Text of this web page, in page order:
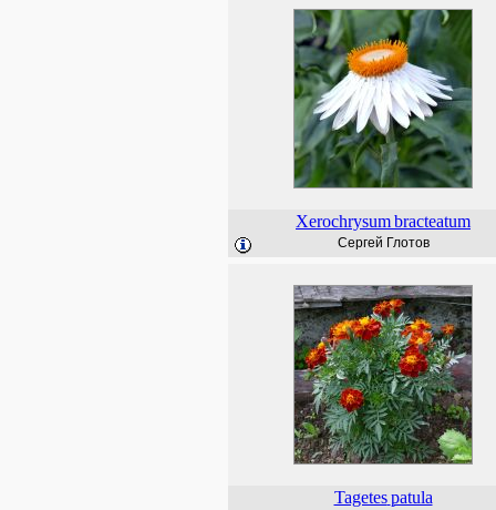
Xerochrysumbracteatum
Сергей Глотов
Tagetes patula